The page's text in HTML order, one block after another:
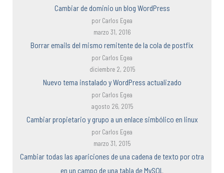
Cambiar de dominio un blog WordPress
por Carlos Egea
marzo 31, 2016
Borrar emails del mismo remitente de la cola de postfix
por Carlos Egea
diciembre 2, 2015
Nuevo tema instalado y WordPress actualizado
por Carlos Egea
agosto 26, 2015
Cambiar propietario y grupo a un enlace simbólico en linux
por Carlos Egea
marzo 31, 2015
Cambiar todas las apariciones de una cadena de texto por otra
en un campo de una tabla de MySQL